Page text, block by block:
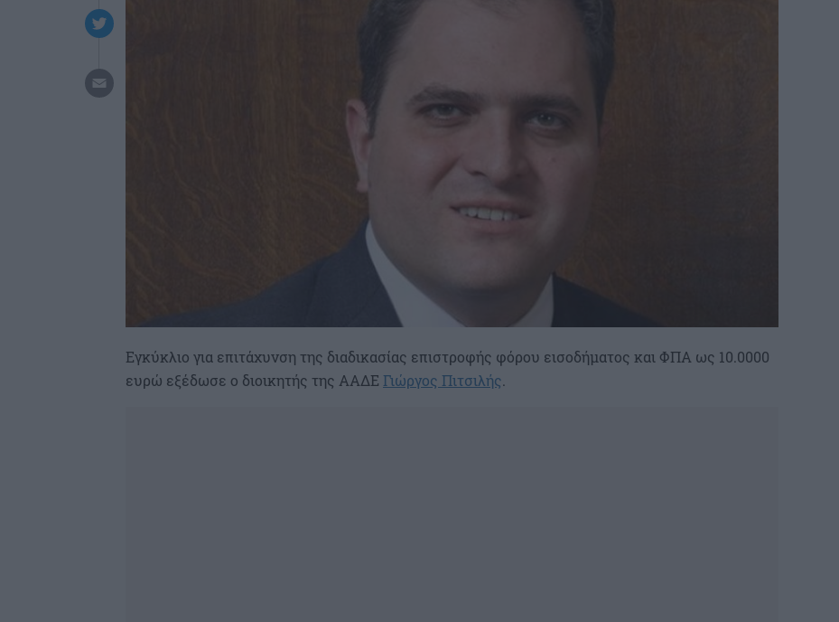
Εγκύκλιο για επιτάχυνση της διαδικασίας επιστροφής φόρου εισοδήματος και ΦΠΑ ως 10.0000
ευρώ εξέδωσε ο διοικητής της ΑΑΔΕ Γιώργος Πιτσιλής.